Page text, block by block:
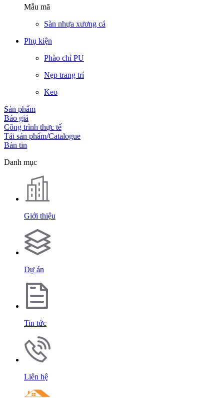
Mẫu mã
Sàn nhựa xương cá
Phụ kiện
Phào chỉ PU
Nẹp trang trí
Keo
Sản phẩm
Báo giá
Công trình thực tế
Tải sản phẩm/Catalogue
Bản tin
Danh mục
Giới thiệu
Dự án
Tin tức
Liên hệ